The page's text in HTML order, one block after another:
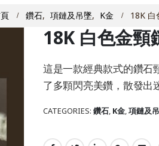
鑽石, 項鏈及吊墜, K金 18K 白
18K 白色金頸
這是一款經典款式的鑽石
了多顆閃亮美鑽，散發出
CATEGORIES: 鑽石, K金,項鏈及